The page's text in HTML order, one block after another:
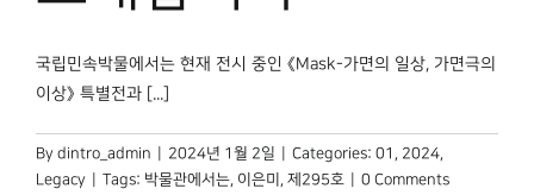
국립민속박물에서는 현재 전시 중인 《Mask-가면의 일상, 가면극의
이상》 특별전과 [...]
By dintro_admin 2024년 1월 2일 Categories: 01 , 2024,
Legacy
Tags: 박물관에서는, 이은미 , 제295호
0 Comments